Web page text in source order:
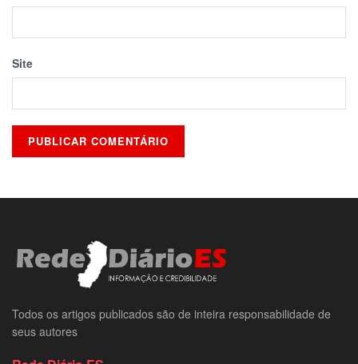
Site
Todos os artigos publicados são de inteira responsabilidade de
seus autores